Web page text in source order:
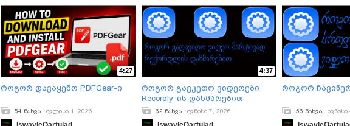
4:27
როგორ დავაყენო PDFGear-ი
54 ნახვა ივლისი 1, 2026
4:37
როგორ გავკეთო ვიდეოები
Recordly-ის დახმარებით
62 ნახვა ივნისი 7, 2026
როგორ
56 ნახვა ივნისი